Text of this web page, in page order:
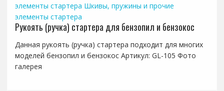
элементы стартера Шкивы, пружины и прочие
элементы стартера
Рукоять (ручка) стартера для бензопил и бензокос
Данная рукоять (ручка) стартера подходит для многих
моделей бензопил и бензокос Артикул: GL-105 Фото
галерея